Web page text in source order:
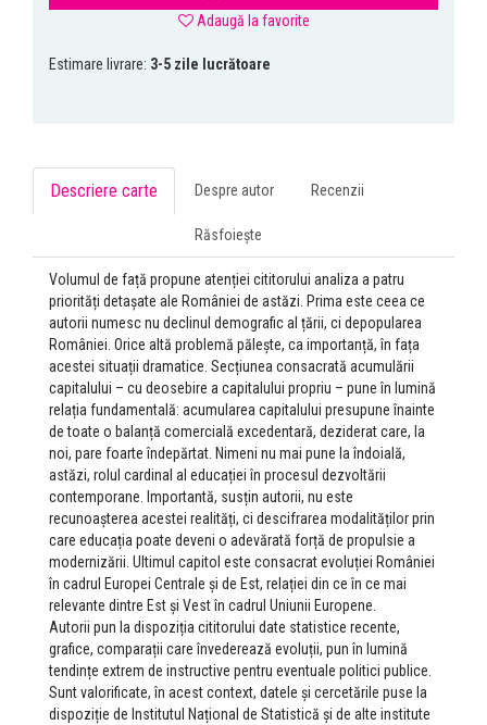
Adaugă la favorite
Estimare livrare: 3-5 zile lucrătoare
Descriere carte Despre autor Recenzii
Răsfoiește
Volumul de față propune atenției cititorului analiza a patru
priorități detașate ale României de astăzi. Prima este ceea ce
autorii numesc nu declinul demografic al țării, ci depopularea
României. Orice altă problemă pălește, ca importanță, în fața
acestei situații dramatice. Secțiunea consacrată acumulării
capitalului – cu deosebire a capitalului propriu – pune în lumină
relația fundamentală: acumularea capitalului presupune înainte
de toate o balanță comercială excedentară, deziderat care, la
noi, pare foarte îndepărtat. Nimeni nu mai pune la îndoială,
astăzi, rolul cardinal al educației în procesul dezvoltării
contemporane. Importantă, susțin autorii, nu este
recunoașterea acestei realități, ci descifrarea modalităților prin
care educația poate deveni o adevărată forță de propulsie a
modernizării. Ultimul capitol este consacrat evoluției României
în cadrul Europei Centrale și de Est, relației din ce în ce mai
relevante dintre Est și Vest în cadrul Uniunii Europene.
Autorii pun la dispoziția cititorului date statistice recente,
grafice, comparații care învederează evoluții, pun în lumină
tendințe extrem de instructive pentru eventuale politici publice.
Sunt valorificate, în acest context, datele și cercetările puse la
dispoziție de Institutul Național de Statistică și de alte institute